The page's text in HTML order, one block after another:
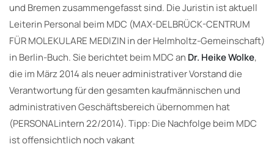
und Bremen zusammengefasst sind. Die Juristin ist aktuell
Leiterin Personal beim MDC (MAX-DELBRÜCK-CENTRUM
FÜR MOLEKULARE MEDIZIN in der Helmholtz-Gemeinschaft)
in Berlin-Buch. Sie berichtet beim MDC an Dr. Heike Wolke,
die im März 2014 als neuer administrativer Vorstand die
Verantwortung für den gesamten kaufmännischen und
administrativen Geschäftsbereich übernommen hat
(PERSONALintern 22/2014). Tipp: Die Nachfolge beim MDC
ist offensichtlich noch vakant